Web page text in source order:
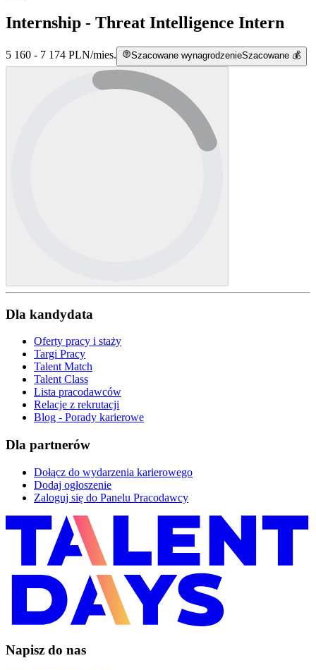
Internship - Threat Intelligence Intern
5 160 - 7 174 PLN/mies. Szacowane wynagrodzenieSzacowane 💰
Dla kandydata
Oferty pracy i staży
Targi Pracy
Talent Match
Talent Class
Lista pracodawców
Relacje z rekrutacji
Blog - Porady karierowe
Dla partnerów
Dołącz do wydarzenia karierowego
Dodaj ogłoszenie
Zaloguj się do Panelu Pracodawcy
Napisz do nas